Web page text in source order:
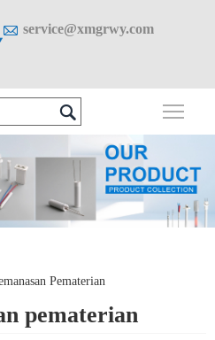
 service@xmgrwy.com

Pematerian
pematerian